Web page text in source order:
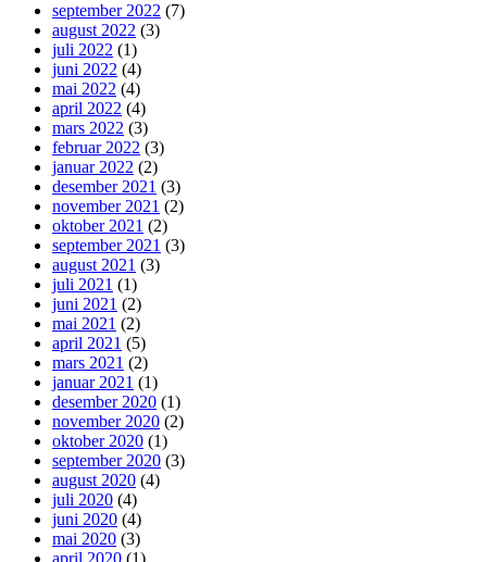
september 2022 (7)
august 2022 (3)
juli 2022 (1)
juni 2022 (4)
mai 2022 (4)
april 2022 (4)
mars 2022 (3)
februar 2022 (3)
januar 2022 (2)
desember 2021 (3)
november 2021 (2)
oktober 2021 (2)
september 2021 (3)
august 2021 (3)
juli 2021 (1)
juni 2021 (2)
mai 2021 (2)
april 2021 (5)
mars 2021 (2)
januar 2021 (1)
desember 2020 (1)
november 2020 (2)
oktober 2020 (1)
september 2020 (3)
august 2020 (4)
juli 2020 (4)
juni 2020 (4)
mai 2020 (3)